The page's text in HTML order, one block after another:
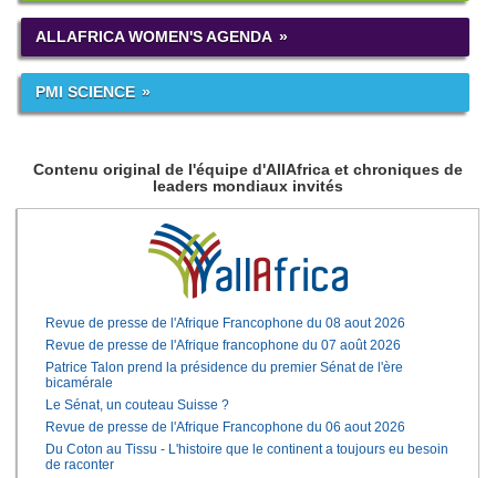
ALLAFRICA WOMEN'S AGENDA
PMI SCIENCE
Contenu original de l'équipe d'AllAfrica et chroniques de
leaders mondiaux invités
Revue de presse de l'Afrique Francophone du 08 aout 2026
Revue de presse de l'Afrique francophone du 07 août 2026
Patrice Talon prend la présidence du premier Sénat de l'ère
bicamérale
Le Sénat, un couteau Suisse ?
Revue de presse de l'Afrique Francophone du 06 aout 2026
Du Coton au Tissu - L'histoire que le continent a toujours eu besoin
de raconter